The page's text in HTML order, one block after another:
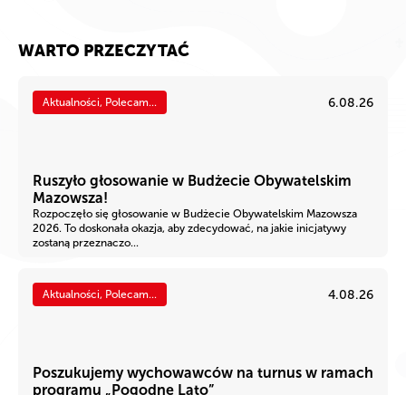
WARTO PRZECZYTAĆ
Aktualności, Polecam... 6.08.26
Ruszyło głosowanie w Budżecie Obywatelskim
Mazowsza!
Rozpoczęło się głosowanie w Budżecie Obywatelskim Mazowsza
2026. To doskonała okazja, aby zdecydować, na jakie inicjatywy
zostaną przeznaczo...
Aktualności, Polecam... 4.08.26
Poszukujemy wychowawców na turnus w ramach
programu „Pogodne Lato”